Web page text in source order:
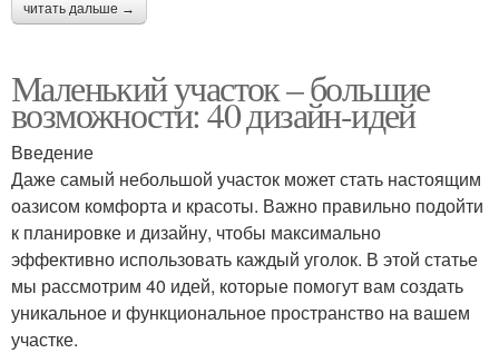
читать дальше →
Маленький участок – большие
возможности: 40 дизайн-идей
Введение
Даже самый небольшой участок может стать настоящим
оазисом комфорта и красоты. Важно правильно подойти
к планировке и дизайну, чтобы максимально
эффективно использовать каждый уголок. В этой статье
мы рассмотрим 40 идей, которые помогут вам создать
уникальное и функциональное пространство на вашем
участке.